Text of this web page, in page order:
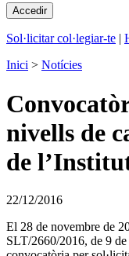
Sol·licitar col·legiar-te |
Inici > Notícies
nivells de
de
22/12/2016
El 28 de novembre de
SLT/2660/2016, de 9